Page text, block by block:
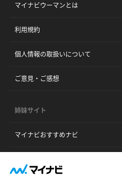
マイナビウーマンとは
利用規約
個人情報の取扱いについて
ご意見・ご感想
姉妹サイト
マイナビおすすめナビ